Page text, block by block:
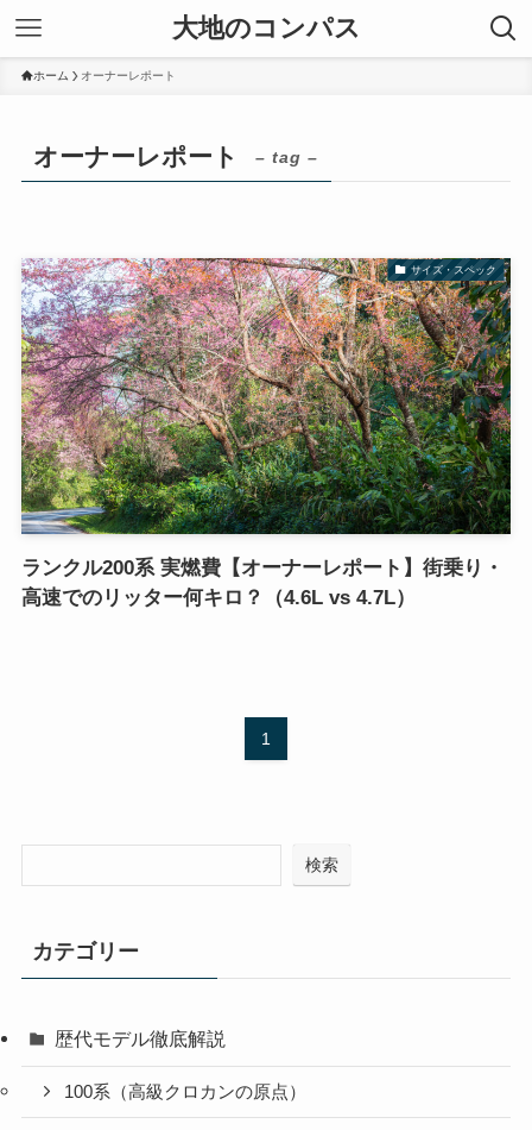
大地のコンパス
ホーム オーナーレポート
オーナーレポート – tag –
サイズ・スペック
ランクル200系 実燃費【オーナーレポート】街乗り・
高速でのリッター何キロ？（4.6L vs 4.7L）
1
検索
カテゴリー
歴代モデル徹底解説
100系（高級クロカンの原点）